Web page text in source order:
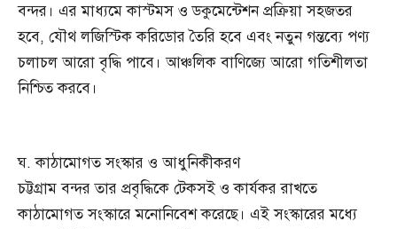
বন্দর। এর মাধ্যমে কাস্টমস ও ডকুমেন্টেশন প্রক্রিয়া সহজতর
হবে, যৌথ লজিস্টিক করিডোর তৈরি হবে এবং নতুন গন্তব্যে পণ্য
চলাচল আরো বৃদ্ধি পাবে। আঞ্চলিক বাণিজ্যে আরো গতিশীলতা
নিশ্চিত করবে।
ঘ. কাঠামোগত সংস্কার ও আধুনিকীকরণ
চট্টগ্রাম বন্দর তার প্রবৃদ্ধিকে টেকসই ও কার্যকর রাখতে
কাঠামোগত সংস্কারে মনোনিবেশ করেছে। এই সংস্কারের মধ্যে